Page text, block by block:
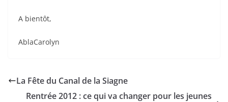
A bientôt,
AblaCarolyn
La Fête du Canal de la Siagne
Rentrée 2012 : ce qui va changer pour les jeunes